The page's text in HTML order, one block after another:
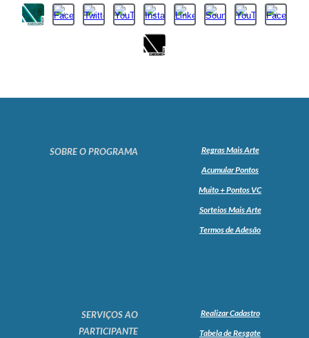
SOBRE O PROGRAMA
Regras Mais Arte
Acumular Pontos
Muito + Pontos VC
Sorteios Mais Arte
Termos de Adesão
SERVIÇOS AO
PARTICIPANTE
Realizar Cadastro
Tabela de Resgate